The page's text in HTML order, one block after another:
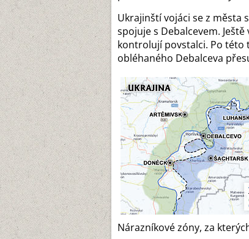
Ukrajinští vojáci se z města
spojuje s Debalcevem.
kontrolují povstalci. Po této
obléhaného Debalceva
Nárazníkové zóny, za